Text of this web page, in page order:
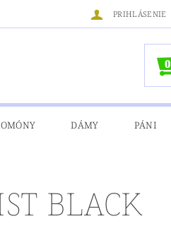
PRIHLÁSENIE
0
DÁMY PÁNI
BLACK